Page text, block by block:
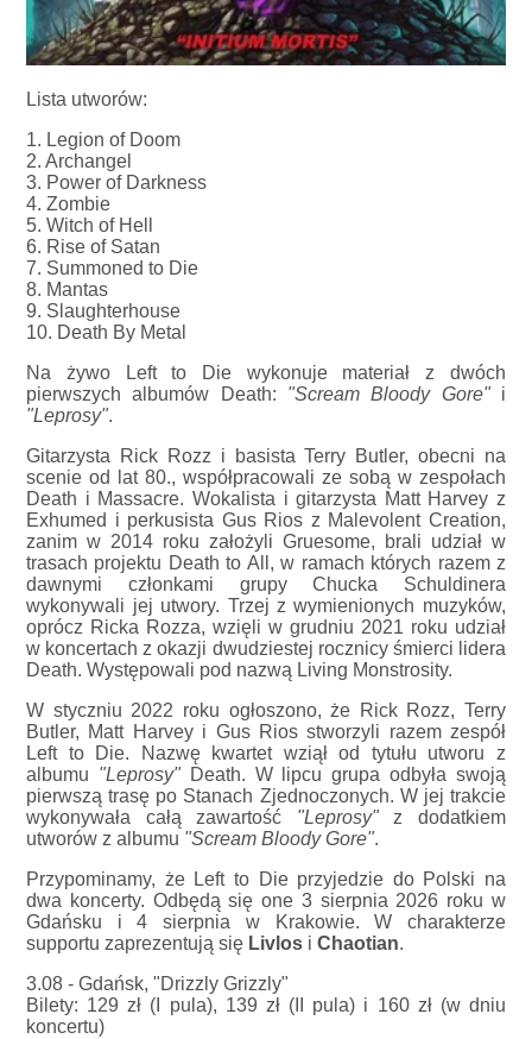
Lista utworów:
1. Legion of Doom
2. Archangel
3. Power of Darkness
4. Zombie
5. Witch of Hell
6. Rise of Satan
7. Summoned to Die
8. Mantas
9. Slaughterhouse
10. Death By Metal
Na żywo Left to Die wykonuje materiał z dwóch
pierwszych albumów Death: "Scream Bloody Gore" i
"Leprosy".
Gitarzysta Rick Rozz i basista Terry Butler, obecni na
scenie od lat 80., współpracowali ze sobą w zespołach
Death i Massacre. Wokalista i gitarzysta Matt Harvey z
Exhumed i perkusista Gus Rios z Malevolent Creation,
zanim w 2014 roku założyli Gruesome, brali udział w
trasach projektu Death to All, w ramach których razem z
dawnymi członkami grupy Chucka Schuldinera
wykonywali jej utwory. Trzej z wymienionych muzyków,
oprócz Ricka Rozza, wzięli w grudniu 2021 roku udział
w koncertach z okazji dwudziestej rocznicy śmierci lidera
Death. Występowali pod nazwą Living Monstrosity.
W styczniu 2022 roku ogłoszono, że Rick Rozz, Terry
Butler, Matt Harvey i Gus Rios stworzyli razem zespół
Left to Die. Nazwę kwartet wziął od tytułu utworu z
albumu "Leprosy"Death. W lipcu grupa odbyła swoją
pierwszą trasę po Stanach Zjednoczonych. W jej trakcie
wykonywała całą zawartość "Leprosy"z dodatkiem
utworów z albumu "Scream Bloody Gore".
Przypominamy, że Left to Die przyjedzie do Polski na
dwa koncerty. Odbędą się one 3 sierpnia 2026 roku w
Gdańsku i 4 sierpnia w Krakowie. W charakterze
supportu zaprezentują się Livlos iChaotian.
3.08 - Gdańsk, "Drizzly Grizzly"
Bilety: 129 zł (I pula), 139 zł (II pula) i 160 zł (w dniu
koncertu)